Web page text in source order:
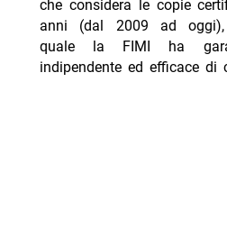
che considera le copie
anni (dal 2009 ad
quale la FIMI ha
indipendente ed efficace di